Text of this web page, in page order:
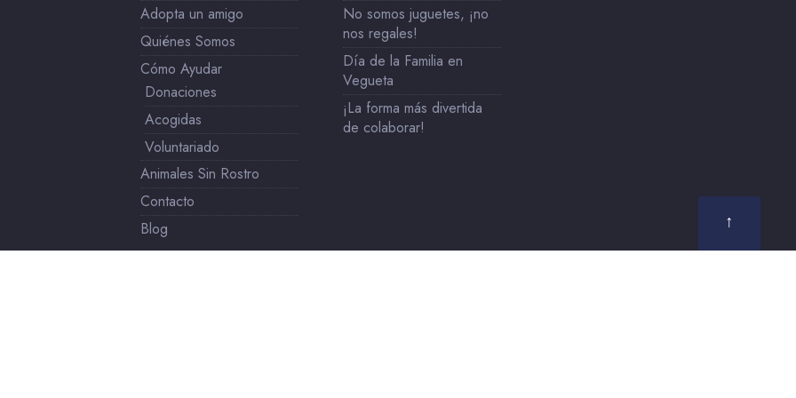
Adopta un amigo
Quiénes Somos
Cómo Ayudar
Donaciones
Acogidas
Voluntariado
Animales Sin Rostro
Contacto
Blog
No somos juguetes, ¡no
nos regales!
Día de la Familia en
Vegueta
¡La forma más divertida
de colaborar!
↑